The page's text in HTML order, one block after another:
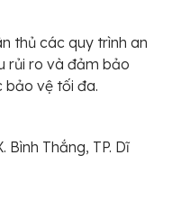
thủ các quy trình an
rủi ro và đảm bảo
bảo vệ tối đa.
Bình Thắng, TP. Dĩ